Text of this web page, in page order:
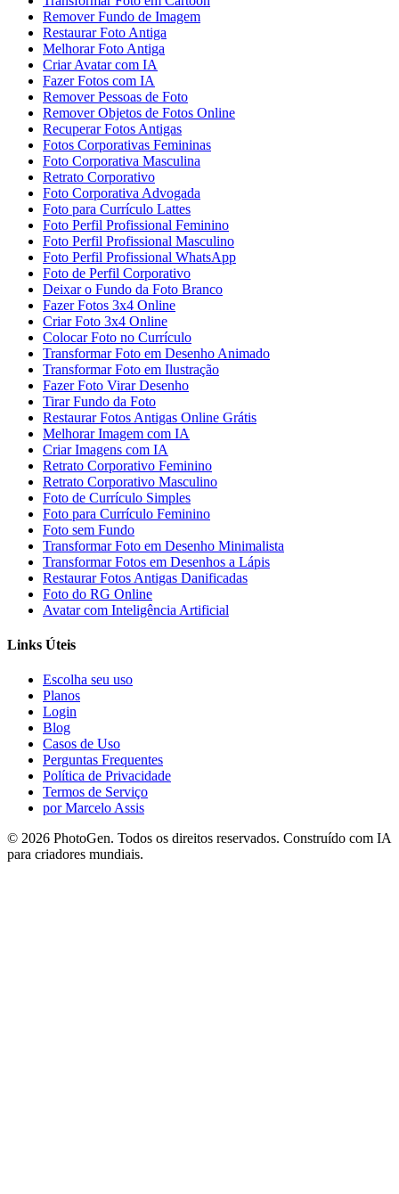
Remover Fundo de Imagem
Restaurar Foto Antiga
Melhorar Foto Antiga
Criar Avatar com IA
Fazer Fotos com IA
Remover Pessoas de Foto
Remover Objetos de Fotos Online
Recuperar Fotos Antigas
Fotos Corporativas Femininas
Foto Corporativa Masculina
Retrato Corporativo
Foto Corporativa Advogada
Foto para Currículo Lattes
Foto Perfil Profissional Feminino
Foto Perfil Profissional Masculino
Foto Perfil Profissional WhatsApp
Foto de Perfil Corporativo
Deixar o Fundo da Foto Branco
Fazer Fotos 3x4 Online
Criar Foto 3x4 Online
Colocar Foto no Currículo
Transformar Foto em Desenho Animado
Transformar Foto em Ilustração
Fazer Foto Virar Desenho
Tirar Fundo da Foto
Restaurar Fotos Antigas Online Grátis
Melhorar Imagem com IA
Criar Imagens com IA
Retrato Corporativo Feminino
Retrato Corporativo Masculino
Foto de Currículo Simples
Foto para Currículo Feminino
Foto sem Fundo
Transformar Foto em Desenho Minimalista
Transformar Fotos em Desenhos a Lápis
Restaurar Fotos Antigas Danificadas
Foto do RG Online
Avatar com Inteligência Artificial
Links Úteis
Escolha seu uso
Planos
Login
Blog
Casos de Uso
Perguntas Frequentes
Política de Privacidade
Termos de Serviço
por Marcelo Assis
© 2026 PhotoGen. Todos os direitos reservados. Construído com IA
para criadores mundiais.